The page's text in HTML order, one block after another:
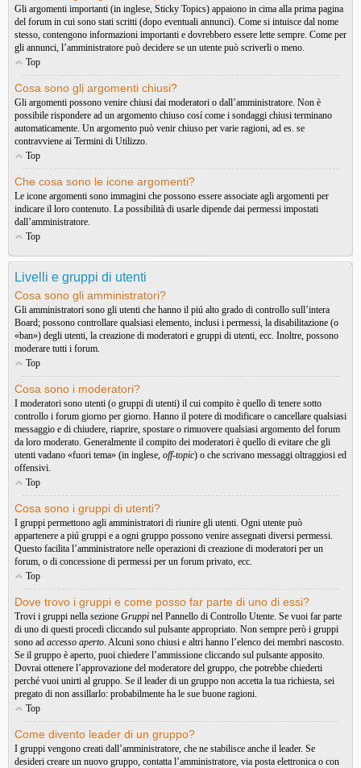
Gli argomenti importanti (in inglese, Sticky Topics) appaiono in cima alla prima pagina
del forum in cui sono stati scritti (dopo eventuali annunci). Come si intuisce dal nome
stesso, contengono informazioni importanti e dovrebbero essere lette sempre. Come per
gli annunci, l’amministratore può decidere se un utente può scriverli o meno.
Top
Cosa sono gli argomenti chiusi?
Gli argomenti possono venire chiusi dai moderatori o dall’amministratore. Non è
possibile rispondere ad un argomento chiuso cosí come i sondaggi chiusi terminano
automaticamente. Un argomento può venir chiuso per varie ragioni, ad es. se
contravviene ai Termini di Utilizzo.
Top
Che cosa sono le icone argomenti?
Le icone argomenti sono immagini che possono essere associate agli argomenti per
indicare il loro contenuto. La possibilità di usarle dipende dai permessi impostati
dall’amministratore.
Top
Livelli e gruppi di utenti
Cosa sono gli amministratori?
Gli amministratori sono gli utenti che hanno il piú alto grado di controllo sull’intera
Board; possono controllare qualsiasi elemento, inclusi i permessi, la disabilitazione (o
«ban») degli utenti, la creazione di moderatori e gruppi di utenti, ecc. Inoltre, possono
moderare tutti i forum.
Top
Cosa sono i moderatori?
I moderatori sono utenti (o gruppi di utenti) il cui compito è quello di tenere sotto
controllo i forum giorno per giorno. Hanno il potere di modificare o cancellare qualsiasi
messaggio e di chiudere, riaprire, spostare o rimuovere qualsiasi argomento del forum
da loro moderato. Generalmente il compito dei moderatori è quello di evitare che gli
utenti vadano «fuori tema» (in inglese, off-topic) o che scrivano messaggi oltraggiosi ed
offensivi.
Top
Cosa sono i gruppi di utenti?
I gruppi permettono agli amministratori di riunire gli utenti. Ogni utente può
appartenere a piú gruppi e a ogni gruppo possono venire assegnati diversi permessi.
Questo facilita l’amministratore nelle operazioni di creazione di moderatori per un
forum, o di concessione di permessi per un forum privato, ecc.
Top
Dove trovo i gruppi e come posso far parte di uno di essi?
Trovi i gruppi nella sezione Gruppi nel Pannello di Controllo Utente. Se vuoi far parte
di uno di questi procedi cliccando sul pulsante appropriato. Non sempre però i gruppi
sono ad accesso aperto. Alcuni sono chiusi e altri hanno l’elenco dei membri nascosto.
Se il gruppo è aperto, puoi chiedere l’ammissione cliccando sul pulsante apposito.
Dovrai ottenere l’approvazione del moderatore del gruppo, che potrebbe chiederti
perché vuoi unirti al gruppo. Se il leader di un gruppo non accetta la tua richiesta, sei
pregato di non assillarlo: probabilmente ha le sue buone ragioni.
Top
Come divento leader di un gruppo?
I gruppi vengono creati dall’amministratore, che ne stabilisce anche il leader. Se
desideri creare un nuovo gruppo, contatta l’amministratore, via posta elettronica o con